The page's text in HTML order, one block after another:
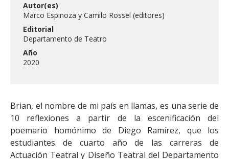
Autor(es)
Marco Espinoza y Camilo Rossel (editores)
Editorial
Departamento de Teatro
Año
2020
Brian, el nombre de mi país en llamas, es una serie de
10 reflexiones a partir de la escenificación del
poemario homónimo de Diego Ramírez, que los
estudiantes de cuarto año de las carreras de
Actuación Teatral y Diseño Teatral del Departamento